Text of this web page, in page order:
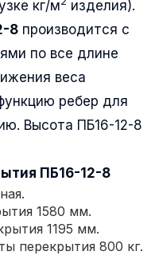
кг/м
изделия).
8 производится с
по все длине
веса
ребер для
Высота ПБ16-12-8
ПБ16-12-8
1580 мм.
1195 мм.
перекрытия 800 кг.